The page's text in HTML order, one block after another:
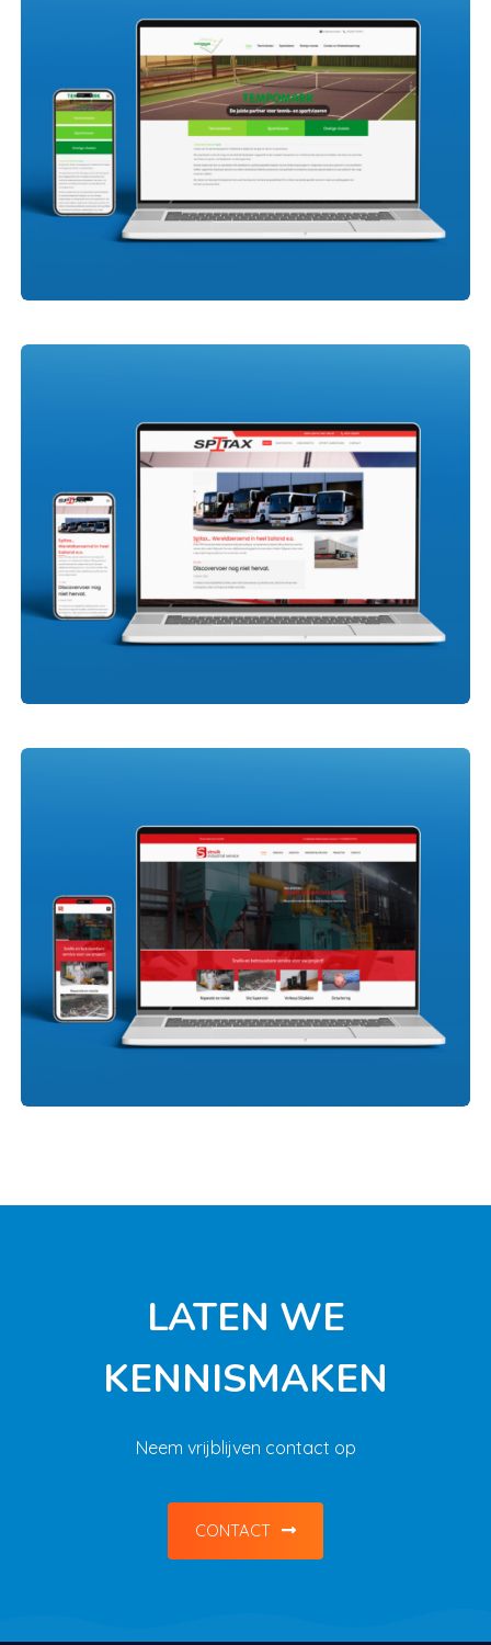
Tstak.nl
Tempomark Int.
Spitax Personenvervoer
LATEN WE
KENNISMAKEN
Neem vrijblijven contact op
CONTACT